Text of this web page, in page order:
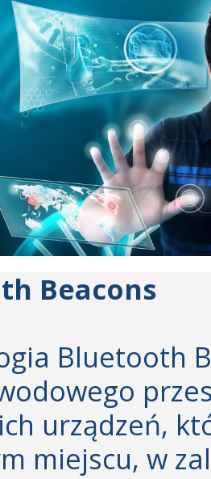
Beacons
Bluetooth
urządzeń,
miejscu, w